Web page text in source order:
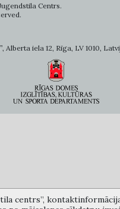
Centrs.
iela 12, Rīga, LV 1010,
centrs”,